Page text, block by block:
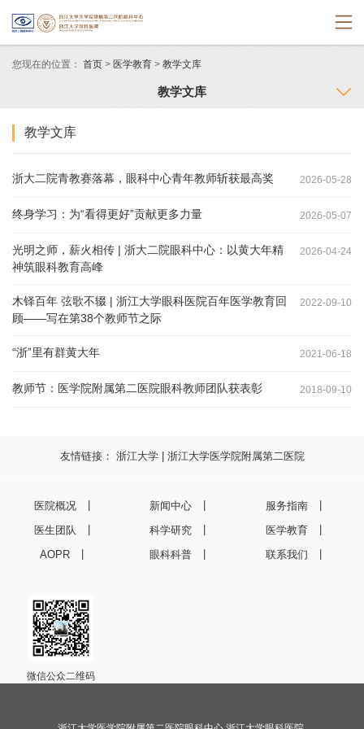
您现在的位置： 首页 > 医学教育 > 教学文库
教学文库
教学文库
浙大二院青教赛落幕，眼科中心青年教师斩获最高奖 2026-05-28
终身学习：为“看得更好”贡献更多力量 2026-05-07
光明之师，薪火相传 | 浙大二院眼科中心：以黄大年精
神筑眼科教育高峰
2026-04-24
木铎百年 弦歌不辍 | 浙江大学眼科医院百年医学教育回
顾——写在第38个教师节之际
2022-09-10
“浙”里有群黄大年 2021-06-18
教师节：医学院附属第二医院眼科教师团队获表彰 2018-09-10
友情链接： 浙江大学| 浙江大学医学院附属第二医院
医院概况 新闻中心 服务指南
医生团队 科学研究 医学教育
AOPR 眼科科普 联系我们
微信公众二维码